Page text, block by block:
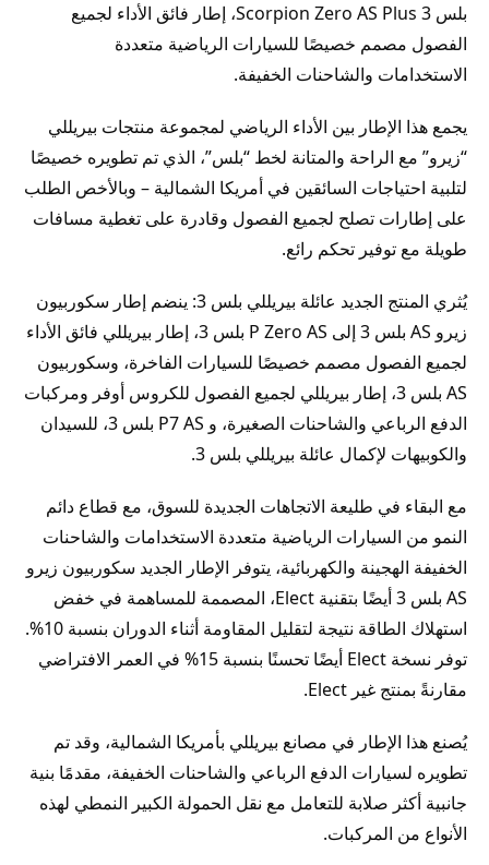
بلس Scorpion Zero AS Plus 3، إطار فائق الأداء لجميع
الفصول مصمم خصيصًا للسيارات الرياضية متعددة
الاستخدامات والشاحنات الخفيفة.
يجمع هذا الإطار بين الأداء الرياضي لمجموعة منتجات بيريللي
“زيرو” مع الراحة والمتانة لخط “بلس”، الذي تم تطويره خصيصًا
لتلبية احتياجات السائقين في أمريكا الشمالية – وبالأخص الطلب
على إطارات تصلح لجميع الفصول وقادرة على تغطية مسافات
طويلة مع توفير تحكم رائع.
يُثري المنتج الجديد عائلة بيريللي بلس 3: ينضم إطار سكوربيون
زيرو AS بلس 3 إلى P Zero AS بلس 3، إطار بيريللي فائق الأداء
لجميع الفصول مصمم خصيصًا للسيارات الفاخرة، وسكوربيون
AS بلس 3، إطار بيريللي لجميع الفصول للكروس أوفر ومركبات
الدفع الرباعي والشاحنات الصغيرة، و P7 AS بلس 3، للسيدان
والكوبيهات لإكمال عائلة بيريللي بلس 3.
مع البقاء في طليعة الاتجاهات الجديدة للسوق، مع قطاع دائم
النمو من السيارات الرياضية متعددة الاستخدامات والشاحنات
الخفيفة الهجينة والكهربائية، يتوفر الإطار الجديد سكوربيون زيرو
AS بلس 3 أيضًا بتقنية Elect، المصممة للمساهمة في خفض
استهلاك الطاقة نتيجة لتقليل المقاومة أثناء الدوران بنسبة 10%.
توفر نسخة Elect أيضًا تحسنًا بنسبة 15% في العمر الافتراضي
مقارنةً بمنتج غير Elect.
يُصنع هذا الإطار في مصانع بيريللي بأمريكا الشمالية، وقد تم
تطويره لسيارات الدفع الرباعي والشاحنات الخفيفة، مقدمًا بنية
جانبية أكثر صلابة للتعامل مع نقل الحمولة الكبير النمطي لهذه
الأنواع من المركبات.